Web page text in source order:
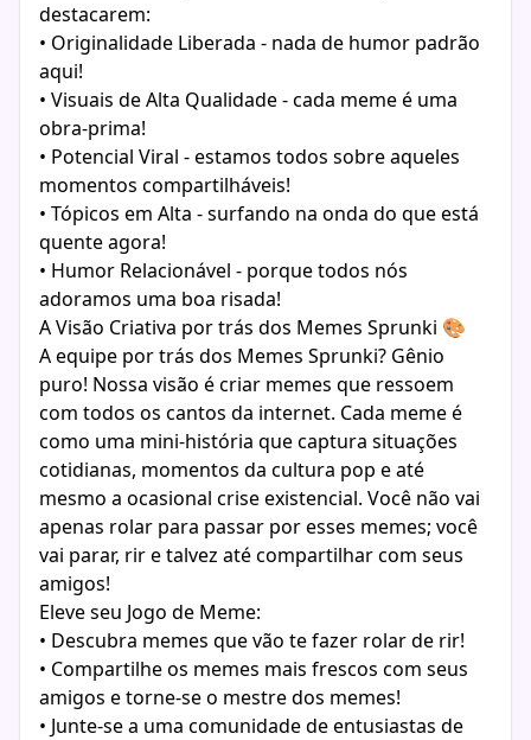
destacarem:
• Originalidade Liberada - nada de humor padrão
aqui!
• Visuais de Alta Qualidade - cada meme é uma
obra-prima!
• Potencial Viral - estamos todos sobre aqueles
momentos compartilháveis!
• Tópicos em Alta - surfando na onda do que está
quente agora!
• Humor Relacionável - porque todos nós
adoramos uma boa risada!
A Visão Criativa por trás dos Memes Sprunki 🎨
A equipe por trás dos Memes Sprunki? Gênio
puro! Nossa visão é criar memes que ressoem
com todos os cantos da internet. Cada meme é
como uma mini-história que captura situações
cotidianas, momentos da cultura pop e até
mesmo a ocasional crise existencial. Você não vai
apenas rolar para passar por esses memes; você
vai parar, rir e talvez até compartilhar com seus
amigos!
Eleve seu Jogo de Meme:
• Descubra memes que vão te fazer rolar de rir!
• Compartilhe os memes mais frescos com seus
amigos e torne-se o mestre dos memes!
• Junte-se a uma comunidade de entusiastas de